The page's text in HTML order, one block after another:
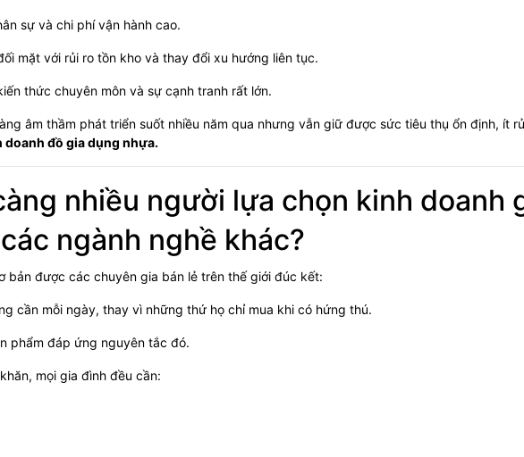
sự và chi phí vận hành cao.
mặt với rủi ro tồn kho và thay đổi xu hướng liên tục.
thức chuyên môn và sự cạnh tranh rất lớn.
âm thầm phát triển suốt nhiều năm qua nhưng vẫn giữ được sức tiêu thụ ổn định, ít
doanh đồ gia dụng nhựa.
nhiều người lựa chọn kinh doanh
ngành nghề khác?
bản được các chuyên gia bán lẻ trên thế giới đúc kết:
cần mỗi ngày, thay vì những thứ họ chỉ mua khi có hứng thú.
phẩm đáp ứng nguyên tắc đó.
mọi gia đình đều cần: